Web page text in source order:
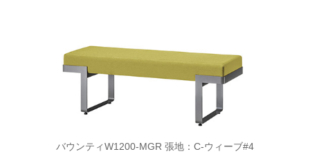
バウンティW1200-MGR 張地：C-ウィーブ#4